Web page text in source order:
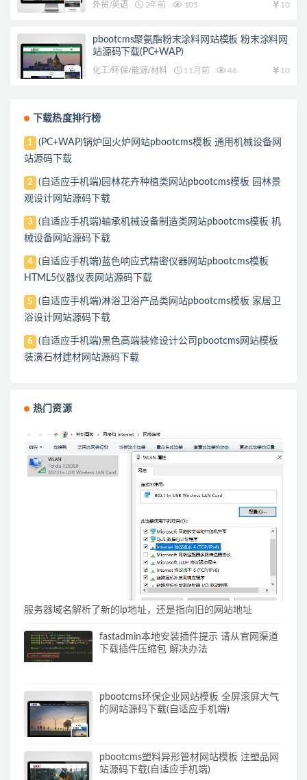
外贸/英语 2年前 105 10
pbootcms聚氨酯粉末涂料网站模板 粉末涂料网
站源码下载(PC+WAP)
化工/环保/能源/材料 11月前 46 10
下载热度排行榜
1
(PC+WAP)锅炉回火炉网站pbootcms模板 通用机械设备网
站源码下载
2
(自适应手机端)园林花卉种植类网站pbootcms模板 园林景
观设计网站源码下载
3
(自适应手机端)轴承机械设备制造类网站pbootcms模板 机
械设备网站源码下载
4
(自适应手机端)蓝色响应式精密仪器网站pbootcms模板
HTML5仪器仪表网站源码下载
5
(自适应手机端)淋浴卫浴产品类网站pbootcms模板 家居卫
浴设计网站源码下载
6
(自适应手机端)黑色高端装修设计公司pbootcms网站模板
装潢石材建材网站源码下载
热门资源
服务器域名解析了新的ip地址，还是指向旧的网站地址
fastadmin本地安装插件提示 请从官网渠道
下载插件压缩包 解决办法
pbootcms环保企业网站模板 全屏滚屏大气
的网站源码下载(自适应手机端)
pbootcms塑料异形管材网站模板 注塑品网
站源码下载(自适应手机端)